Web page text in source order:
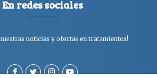
En redes sociales
noticias y ofertas en tratamientos!